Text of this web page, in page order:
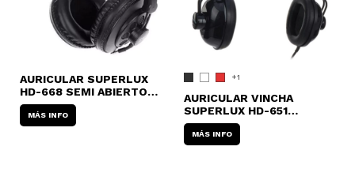
AURICULAR SUPERLUX
HD-668 SEMI ABIERTO
PROFESIONAL
MÁS INFO
+1
AURICULAR VINCHA
SUPERLUX HD-651
CERRADO COLORES
MÁS INFO